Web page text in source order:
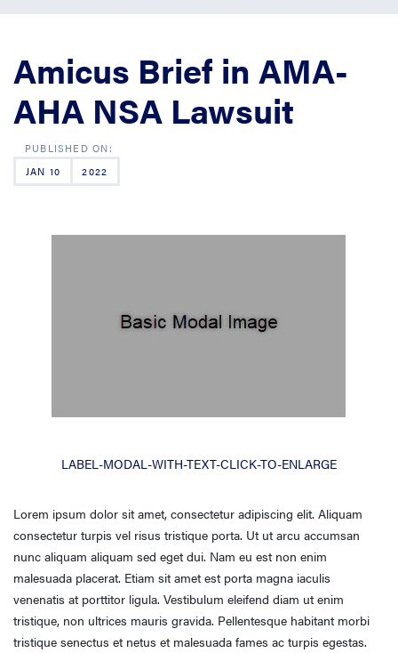
Amicus Brief in AMA-
AHA NSA Lawsuit
JAN 10 2022
LABEL-MODAL-WITH-TEXT-CLICK-TO-ENLARGE
Lorem ipsum dolor sit amet, consectetur adipiscing elit. Aliquam
consectetur turpis vel risus tristique porta. Ut ut arcu accumsan
nunc aliquam aliquam sed eget dui. Nam eu est non enim
malesuada placerat. Etiam sit amet est porta magna iaculis
venenatis at porttitor ligula. Vestibulum eleifend diam ut enim
tristique, non ultrices mauris gravida. Pellentesque habitant morbi
tristique senectus et netus et malesuada fames ac turpis egestas.